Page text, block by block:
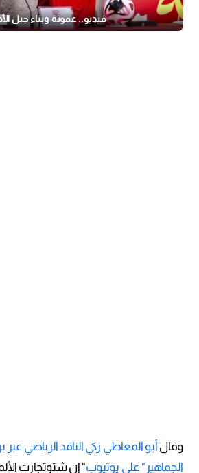
فيديو.. عموتة وبناء جيل
وقال أبو المعاطي زكي الناقد الرياضي عبر
الجماهير" على يوتيوب" إن شتوتجارت